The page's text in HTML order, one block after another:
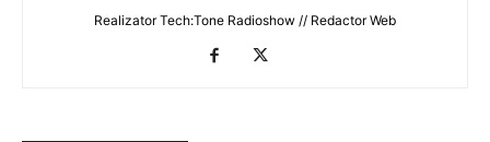
Realizator Tech:Tone Radioshow // Redactor Web